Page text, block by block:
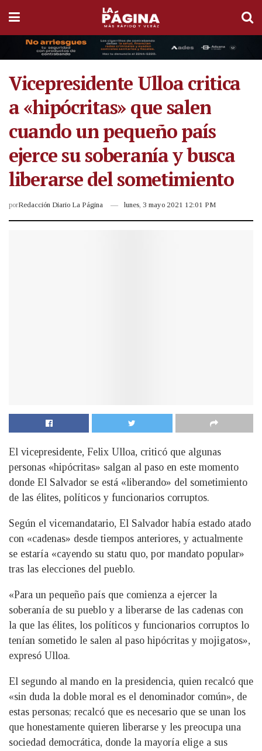
Vicepresidente Ulloa critica
a «hipócritas» que salen
cuando un pequeño país
ejerce su soberanía y busca
liberarse del sometimiento
porRedacción Diario La Página lunes, 3 mayo 2021 12:01 PM
El vicepresidente, Felix Ulloa, criticó que algunas
personas «hipócritas» salgan al paso en este momento
donde El Salvador se está «liberando» del sometimiento
de las élites, políticos y funcionarios corruptos.
Según el vicemandatario, El Salvador había estado atado
con «cadenas» desde tiempos anteriores, y actualmente
se estaría «cayendo su statu quo, por mandato popular»
tras las elecciones del pueblo.
«Para un pequeño país que comienza a ejercer la
soberanía de su pueblo y a liberarse de las cadenas con
la que las élites, los políticos y funcionarios corruptos lo
tenían sometido le salen al paso hipócritas y mojigatos»,
expresó Ulloa.
El segundo al mando en la presidencia, quien recalcó que
«sin duda la doble moral es el denominador común», de
estas personas; recalcó que es necesario que se unan los
que honestamente quieren liberarse y les preocupa una
sociedad democrática, donde la mayoría elige a sus